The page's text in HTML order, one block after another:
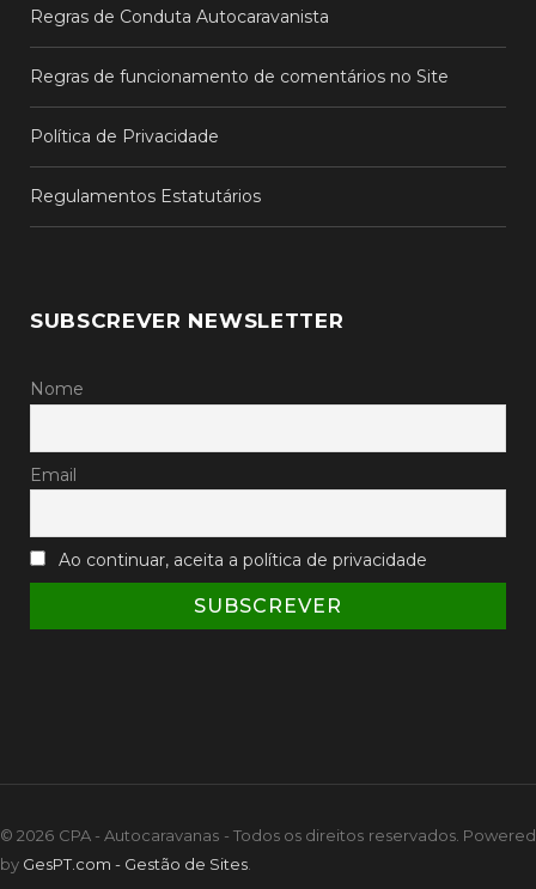
Regras de Conduta Autocaravanista
Regras de funcionamento de comentários no Site
Política de Privacidade
Regulamentos Estatutários
SUBSCREVER NEWSLETTER
Nome
Email
Ao continuar, aceita a política de privacidade
© 2026 CPA - Autocaravanas - Todos os direitos reservados. Powered
by GesPT.com - Gestão de Sites